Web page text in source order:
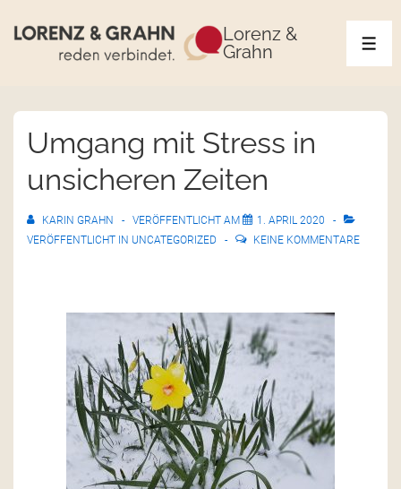
Lorenz &
Grahn
Umgang mit Stress in
unsicheren Zeiten
KARIN GRAHN VERÖFFENTLICHT AM
1. APRIL 2020
VERÖFFENTLICHT IN UNCATEGORIZED KEINE KOMMENTARE